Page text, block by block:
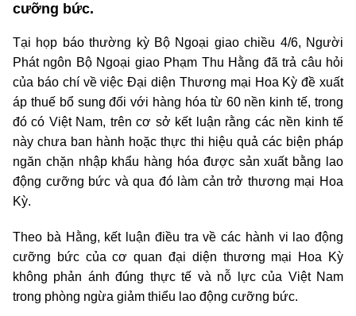
cưỡng bức.
Tại họp báo thường kỳ Bộ Ngoại giao chiều 4/6, Người
Phát ngôn Bộ Ngoại giao Phạm Thu Hằng đã trả câu hỏi
của báo chí về việc Đại diện Thương mại Hoa Kỳ đề xuất
áp thuế bổ sung đối với hàng hóa từ 60 nền kinh tế, trong
đó có Việt Nam, trên cơ sở kết luận rằng các nền kinh tế
này chưa ban hành hoặc thực thi hiệu quả các biện pháp
ngăn chặn nhập khẩu hàng hóa được sản xuất bằng lao
động cưỡng bức và qua đó làm cản trở thương mại Hoa
Kỳ.
Theo bà Hằng, kết luận điều tra về các hành vi lao động
cưỡng bức của cơ quan đại diện thương mại Hoa Kỳ
không phản ánh đúng thực tế và nỗ lực của Việt Nam
trong phòng ngừa giảm thiểu lao động cưỡng bức.